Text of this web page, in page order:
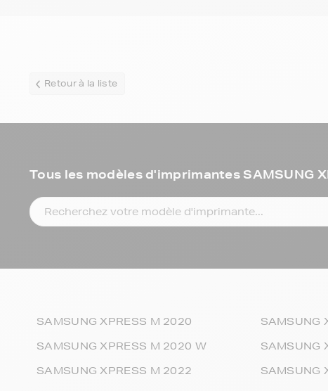
Retour à la liste
Tous les modèles d'imprimantes SAMSUNG
SAMSUNG XPRESS M 2020
SAMSUNG XPRESS M 2020 W
SAMSUNG XPRESS M 2022
SAMSUNG
SAMSUNG
SAMSUNG